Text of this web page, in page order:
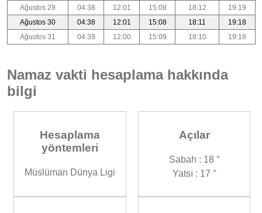
Ağustos 29
04:38 12:01 15:08 18:12
19:19
Ağustos 30
04:38 12:01 15:08 18:11
19:18
Ağustos 31
04:39 12:00 15:09 18:10 19:18
Namaz vakti hesaplama hakkında
bilgi
Hesaplama
yöntemleri
Müslüman Dünya Ligi
Açılar
Sabah : 18 °
Yatsı : 17 °